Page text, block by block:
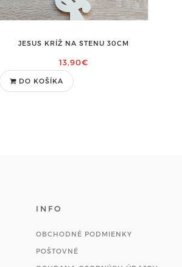
JESUS KRÍŽ NA STENU 30CM
13,90€
DO KOŠÍKA
INFO
OBCHODNÉ PODMIENKY
POŠTOVNÉ